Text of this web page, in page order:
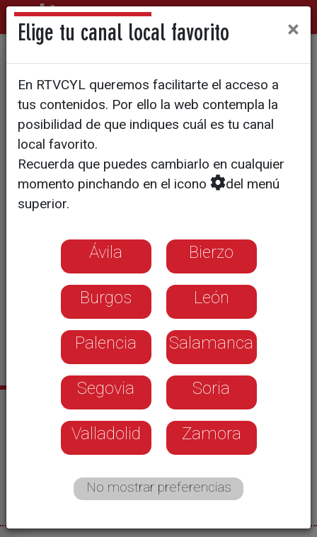
Cae la natalidad por primera
vez desde 1998
En 2009 hubo un cinco por ciento
menos de nacimientos
En Castilla y León, las defunciones
Noticias relacionadas
La Comunidad registra un crecimiento
vegetativo negativo de 6.312 personas
durante 2009
Elige tu canal local favorito ×
En RTVCYL queremos facilitarte el acceso a
tus contenidos. Por ello la web contempla la
posibilidad de que indiques cuál es tu canal
local favorito.
Recuerda que puedes cambiarlo en cualquier
momento pinchando en el icono
del menú
superior.
Ávila Bierzo
Burgos León
Palencia Salamanca
Segovia Soria
Valladolid Zamora
No mostrar preferencias